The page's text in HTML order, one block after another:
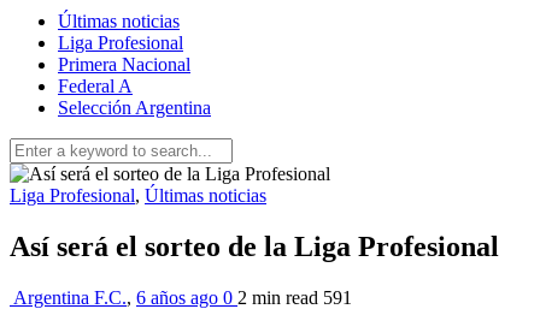
Últimas noticias
Liga Profesional
Primera Nacional
Federal A
Selección Argentina
Liga Profesional, Últimas noticias
Así será el sorteo de la Liga Profesional
Argentina F.C., 6 años ago 0 2 min read 591